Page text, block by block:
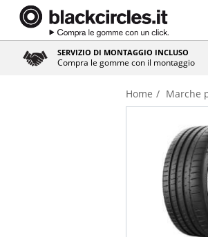
SERVIZIO DI MONTAGGIO INCLUSO
Compra le gomme con il montaggio
Home Marche